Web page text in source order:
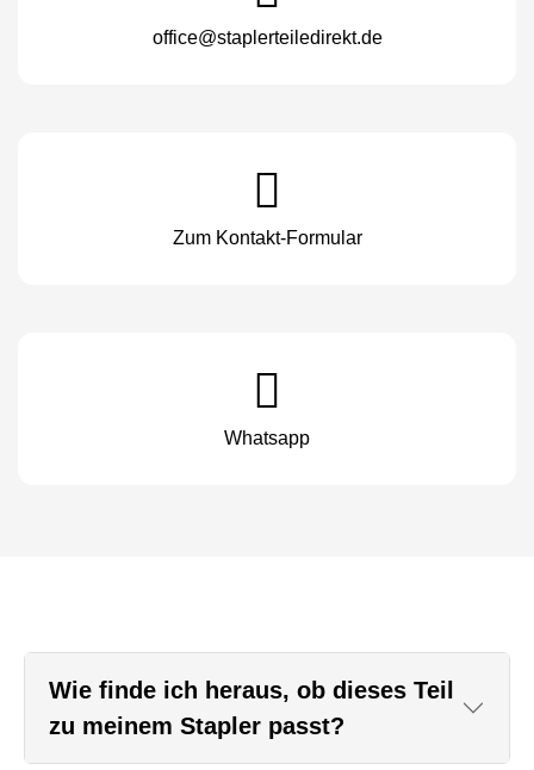
office@staplerteiledirekt.de
Zum Kontakt-Formular
Whatsapp
Wie finde ich heraus, ob dieses Teil
zu meinem Stapler passt?